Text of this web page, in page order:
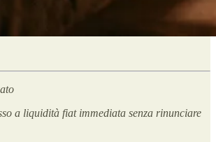
a liquidità fiat immediata senza rinunciare